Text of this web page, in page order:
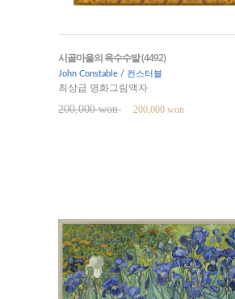
시골마을의 옥수수밭 (4492)
John Constable / 컨스터블
최상급 명화그림액자
200,000 won 200,000 won